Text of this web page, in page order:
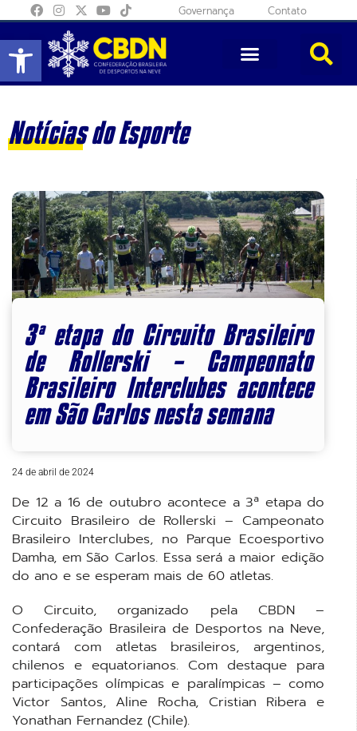
Abrir a barra de ferramentas
Governança Contato
Notícias do Esporte
3ª etapa do Circuito Brasileiro
de Rollerski – Campeonato
Brasileiro Interclubes acontece
em São Carlos nesta semana
24 de abril de 2024
De 12 a 16 de outubro acontece a 3ª etapa do
Circuito Brasileiro de Rollerski – Campeonato
Brasileiro Interclubes, no Parque Ecoesportivo
Damha, em São Carlos. Essa será a maior edição
do ano e se esperam mais de 60 atletas.
O Circuito, organizado pela CBDN –
Confederação Brasileira de Desportos na Neve,
contará com atletas brasileiros, argentinos,
chilenos e equatorianos. Com destaque para
participações olímpicas e paralímpicas – como
Victor Santos, Aline Rocha, Cristian Ribera e
Yonathan Fernandez (Chile).